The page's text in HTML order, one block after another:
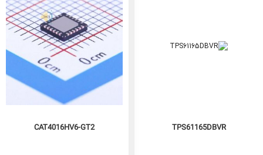
TPS61165DBVR
CAT4016HV6-GT2